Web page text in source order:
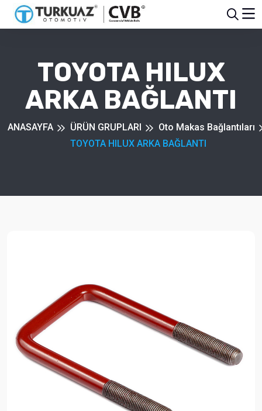
TOYOTA HILUX
ARKA BAĞLANTI
ANASAYFA ÜRÜN GRUPLARI
Oto Makas Bağlantıları
TOYOTA HILUX ARKA BAĞLANTI